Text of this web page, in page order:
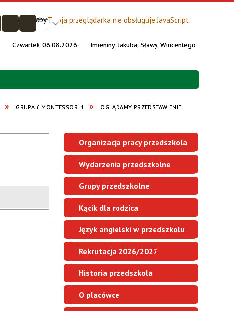
Twoja przeglądarka nie obsługuje JavaScript
Czwartek, 06.08.2026 Imieniny: Jakuba, Sławy, Wincentego
GRUPA 6 MONTESSORI 1
OGLĄDAMY PRZEDSTAWIENIE.
Organizacja pracy przedszkola
Wydarzenia przedszkolne
Grupy przedszkolne
Kącik dla rodzica
Język angielski w przedszkolu
Rekrutacja 2026/2027
Historia przedszkola
O placówce